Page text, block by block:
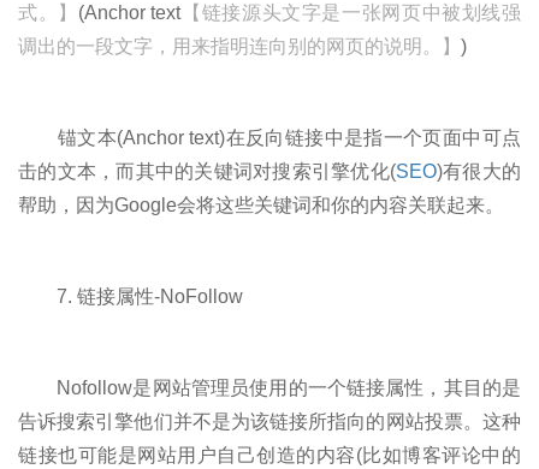
式。】 (Anchor text【链接源头文字是一张网页中被划线强
调出的一段文字，用来指明连向别的网页的说明。】 )
锚文本(Anchor text)在反向链接中是指一个页面中可点
击的文本，而其中的关键词对搜索引擎优化(SEO)有很大的
帮助，因为Google会将这些关键词和你的内容关联起来。
7. 链接属性-NoFollow
Nofollow是网站管理员使用的一个链接属性，其目的是
告诉搜索引擎他们并不是为该链接所指向的网站投票。这种
链接也可能是网站用户自己创造的内容(比如博客评论中的